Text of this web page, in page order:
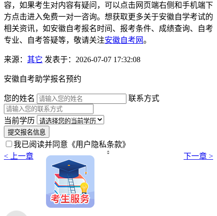
容，如果考生对内容有疑问，可以点击网页端右侧和手机端下
方点击进入免费一对一咨询。想获取更多关于安徽自学考试的
相关资讯，如安徽自考报名时间、报考条件、成绩查询、自考
专业、自考答疑等，敬请关注安徽自考网。
来源： 其它 发表于：2026-07-07 17:32:08
安徽自考助学报名预约
您的姓名 联系方式
当前学历
提交报名信息
我已阅读并同意 《用户隐私条款》
< 上一章
 下一章 >